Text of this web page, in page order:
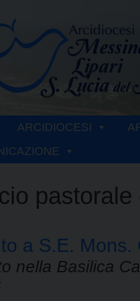
ARCIDIOCESI
a S.E. Mons.
nella Basilica